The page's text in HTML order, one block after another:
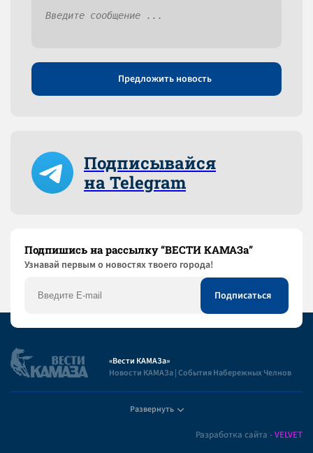
Предложить новость
Подписывайся
на Telegram
Подпишись на рассылку “ВЕСТИ КАМАЗа”
Узнaвай первым о новостях твоего города!
«Вести КАМАЗа»
Новости КАМАЗа | События Набережных Челнов
Развернуть
Разработка сайта -VELVET